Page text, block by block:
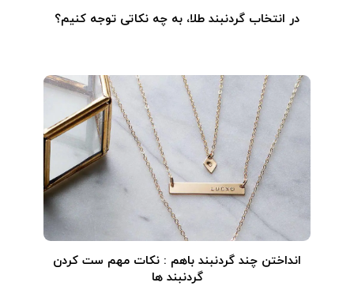
در انتخاب گردنبند طلا‌، به چه نکاتی توجه کنیم؟
انداختن چند گردنبند باهم : نکات مهم ست کردن
گردنبند ها